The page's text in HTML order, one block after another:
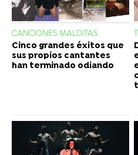
CANCIONES MALDITAS
Cinco grandes éxitos que
sus propios cantantes
han terminado odiando